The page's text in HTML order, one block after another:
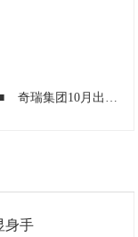
奇瑞集团10月出口汽车12.6万辆，同比增长12.9%
身手